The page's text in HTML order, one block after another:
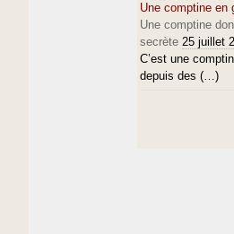
Une comptine en
Une comptine
secrète 25 juillet
C’est une
depuis des (…)